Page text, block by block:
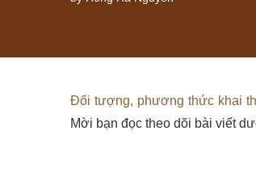
Đối tượng, phương thức khai
Mời bạn đọc theo dõi bài viết